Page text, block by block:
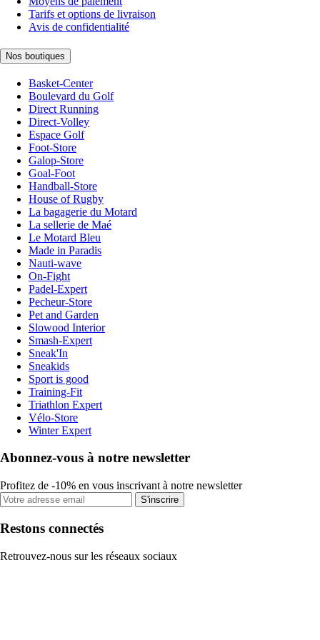
Tarifs et options de livraison
Avis de confidentialité
Nos boutiques
Basket-Center
Boulevard du Golf
Direct Running
Direct-Volley
Espace Golf
Foot-Store
Galop-Store
Goal-Foot
Handball-Store
House of Rugby
La bagagerie du Motard
La sellerie de Maé
Le Motard Bleu
Made in Paradis
Nauti-wave
On-Fight
Padel-Expert
Pecheur-Store
Pet and Garden
Slowood Interior
Smash-Expert
Sneak'In
Sneakids
Sport is good
Training-Fit
Triathlon Expert
Vélo-Store
Winter Expert
Abonnez-vous à notre newsletter
Profitez de -10% en vous inscrivant à notre newsletter
S'inscrire
Restons connectés
Retrouvez-nous sur les réseaux sociaux